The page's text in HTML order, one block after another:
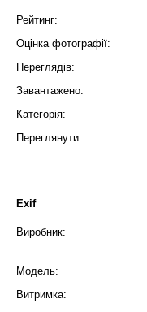
Рейтинг:
Оцінка фотографії:
Переглядів:
Завантажено:
Категорія:
Переглянути:
Exif
Виробник:
Модель:
Витримка: